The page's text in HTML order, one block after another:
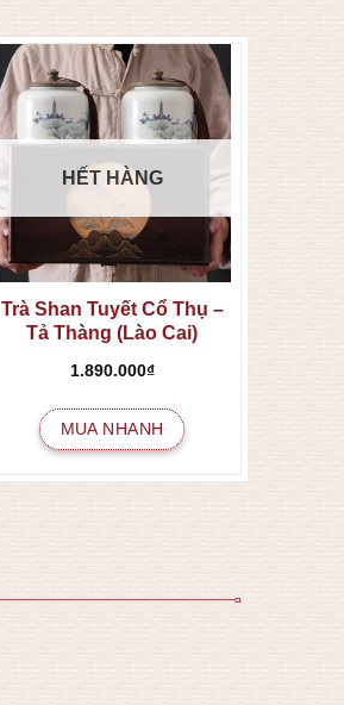
HẾT HÀNG
Trà Shan Tuyết Cổ Thụ –
Tả Thàng (Lào Cai)
1.890.000₫
MUA NHANH